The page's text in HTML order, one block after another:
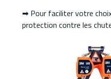
➡ Pour faciliter votre
protection contre les